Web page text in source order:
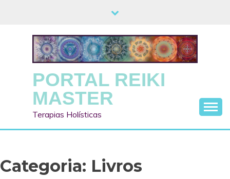
PORTAL REIKI
MASTER
Terapias Holísticas
Categoria: Livros